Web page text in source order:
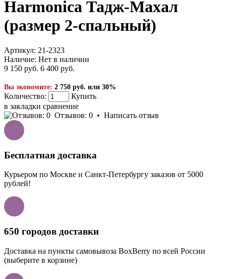
Harmonica Тадж-Махал
(размер 2-спальный)
Артикул: 21-2323
Наличие: Нет в наличии
9 150 руб. 6 400 руб.
Вы экономите: 2 750 руб. или 30%
Количество:
Купить
в закладки сравнение
Отзывов: 0 • Написать отзыв
Бесплатная доставка
Курьером по Москве и Санкт-Петербургу заказов от 5000
рублей!
650 городов доставки
Доставка на пункты самовывоза BoxBerry по всей России
(выберите в корзине)